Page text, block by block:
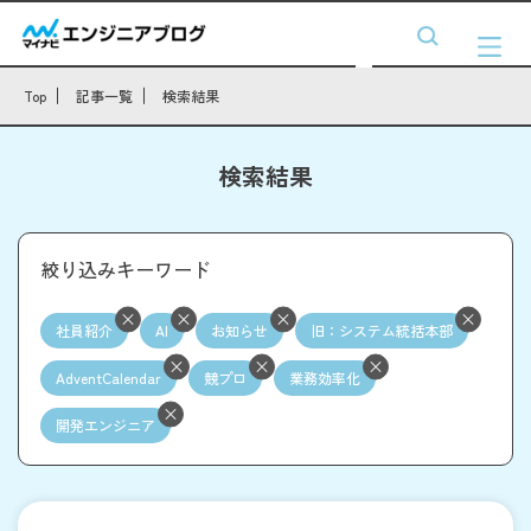
Top 記事一覧 検索結果
検索結果
絞り込みキーワード
社員紹介 AI お知らせ 旧：システム統括本部
AdventCalendar 競プロ 業務効率化
開発エンジニア